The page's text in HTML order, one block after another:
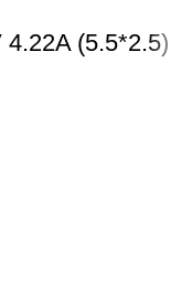
(5.5*2.5)